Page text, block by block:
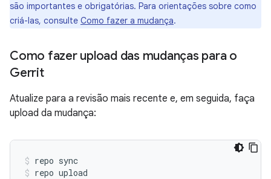
são importantes e obrigatórias. Para orientações sobre como
criá-las, consulte Como fazer a mudança.
Como fazer upload das mudanças para o
Gerrit
Atualize para a revisão mais recente e, em seguida, faça
upload da mudança:
repo sync
repo upload